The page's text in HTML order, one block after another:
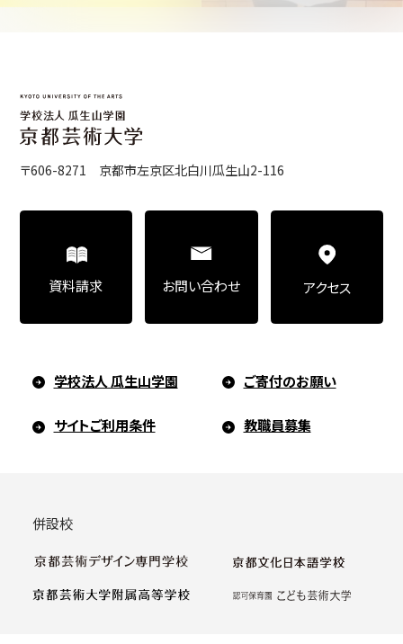
〒606-8271 京都市左京区北白川瓜生山2-116
学校法人 瓜生山学園 ご寄付のお願い
サイトご利用条件 教職員募集
資料請求 お問い合わせ アクセス
併設校